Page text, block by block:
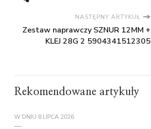
NASTĘPNY ARTYKUŁ
Zestaw naprawczy SZNUR 12MM +
KLEJ 28G 2 5904341512305
Rekomendowane artykuły
W DNIU 8 LIPCA 2026